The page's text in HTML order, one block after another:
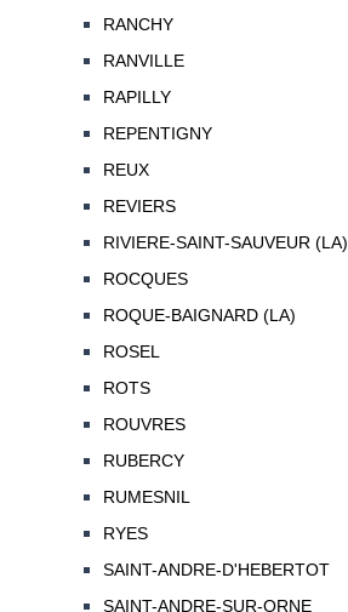
RANCHY
RANVILLE
RAPILLY
REPENTIGNY
REUX
REVIERS
RIVIERE-SAINT-SAUVEUR (LA)
ROCQUES
ROQUE-BAIGNARD (LA)
ROSEL
ROTS
ROUVRES
RUBERCY
RUMESNIL
RYES
SAINT-ANDRE-D'HEBERTOT
SAINT-ANDRE-SUR-ORNE